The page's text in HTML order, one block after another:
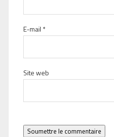
E-mail *
Site web
Soumettre le commentaire